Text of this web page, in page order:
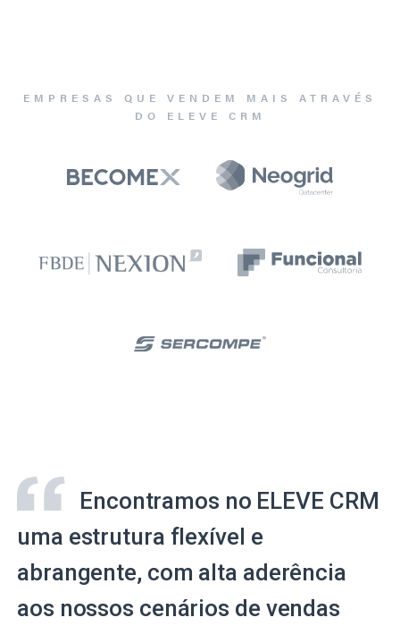
EMPRESAS QUE VENDEM MAIS ATRAVÉS
DO ELEVE CRM
Encontramos no ELEVE CRM
uma estrutura flexível e
abrangente, com alta aderência
aos nossos cenários de vendas